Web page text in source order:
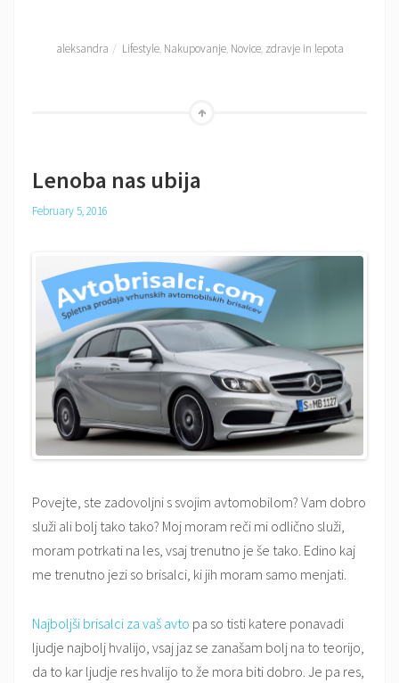
aleksandra Lifestyle, Nakupovanje, Novice, zdravje in lepota
Lenoba nas ubija
February 5, 2016
Povejte, ste zadovoljni s svojim avtomobilom? Vam dobro
služi ali bolj tako tako? Moj moram reči mi odlično služi,
moram potrkati na les, vsaj trenutno je še tako. Edino kaj
me trenutno jezi so brisalci, ki jih moram samo menjati.
Najboljši brisalci za vaš avto pa so tisti katere ponavadi
ljudje najbolj hvalijo, vsaj jaz se zanašam bolj na to teorijo,
da to kar ljudje res hvalijo to že mora biti dobro. Je pa res,